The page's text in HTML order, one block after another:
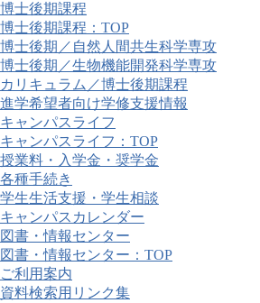
博士後期課程
博士後期課程：TOP
博士後期／自然人間共生科学専攻
博士後期／生物機能開発科学専攻
カリキュラム／博士後期課程
進学希望者向け学修支援情報
キャンパスライフ
キャンパスライフ：TOP
授業料・入学金・奨学金
各種手続き
学生生活支援・学生相談
キャンパスカレンダー
図書・情報センター
図書・情報センター：TOP
ご利用案内
資料検索用リンク集